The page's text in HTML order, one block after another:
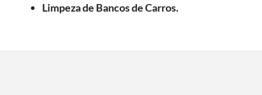
Limpeza de Bancos de Carros.